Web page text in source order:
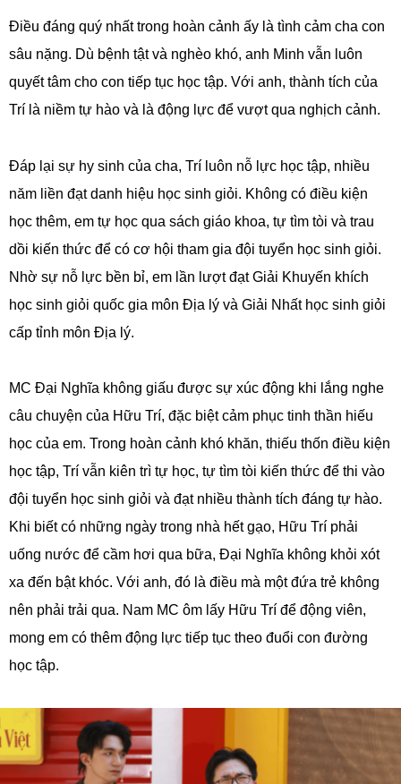
Điều đáng quý nhất trong hoàn cảnh ấy là tình cảm cha con
sâu nặng. Dù bệnh tật và nghèo khó, anh Minh vẫn luôn
quyết tâm cho con tiếp tục học tập. Với anh, thành tích của
Trí là niềm tự hào và là động lực để vượt qua nghịch cảnh.
Đáp lại sự hy sinh của cha, Trí luôn nỗ lực học tập, nhiều
năm liền đạt danh hiệu học sinh giỏi. Không có điều kiện
học thêm, em tự học qua sách giáo khoa, tự tìm tòi và trau
dồi kiến thức để có cơ hội tham gia đội tuyển học sinh giỏi.
Nhờ sự nỗ lực bền bỉ, em lần lượt đạt Giải Khuyến khích
học sinh giỏi quốc gia môn Địa lý và Giải Nhất học sinh giỏi
cấp tỉnh môn Địa lý.
MC Đại Nghĩa không giấu được sự xúc động khi lắng nghe
câu chuyện của Hữu Trí, đặc biệt cảm phục tinh thần hiếu
học của em. Trong hoàn cảnh khó khăn, thiếu thốn điều kiện
học tập, Trí vẫn kiên trì tự học, tự tìm tòi kiến thức để thi vào
đội tuyển học sinh giỏi và đạt nhiều thành tích đáng tự hào.
Khi biết có những ngày trong nhà hết gạo, Hữu Trí phải
uống nước để cầm hơi qua bữa, Đại Nghĩa không khỏi xót
xa đến bật khóc. Với anh, đó là điều mà một đứa trẻ không
nên phải trải qua. Nam MC ôm lấy Hữu Trí để động viên,
mong em có thêm động lực tiếp tục theo đuổi con đường
học tập.